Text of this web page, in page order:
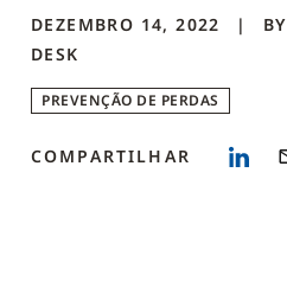
DEZEMBRO 14, 2022 BY
DESK
PREVENÇÃO DE PERDAS
COMPARTILHAR